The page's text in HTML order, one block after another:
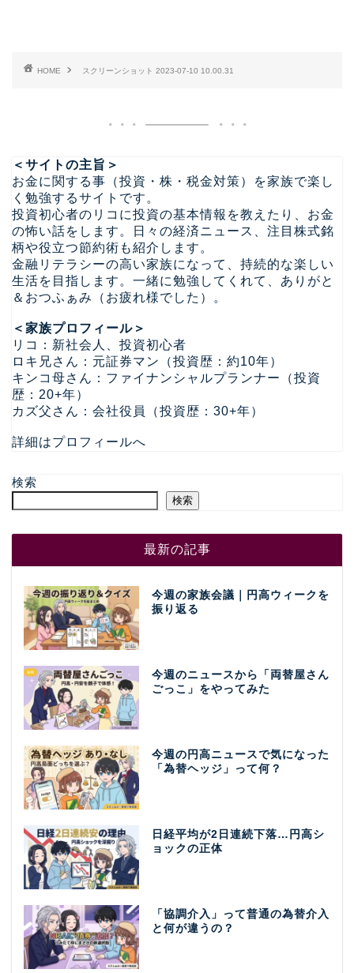
HOME スクリーンショット 2023-07-10 10.00.31
＜サイトの主旨＞
お金に関する事（投資・株・税金対策）を家族で楽し
く勉強するサイトです。
投資初心者のリコに投資の基本情報を教えたり、お金
の怖い話をします。日々の経済ニュース、注目株式銘
柄や役立つ節約術も紹介します。
金融リテラシーの高い家族になって、持続的な楽しい
生活を目指します。一緒に勉強してくれて、ありがと
＆おつふぁみ（お疲れ様でした）。
＜家族プロフィール＞
リコ：新社会人、投資初心者
ロキ兄さん：元証券マン（投資歴：約10年）
キンコ母さん：ファイナンシャルプランナー（投資
歴：20+年）
カズ父さん：会社役員（投資歴：30+年）
詳細はプロフィールへ
検索
検索
最新の記事
今週の家族会議｜円高ウィークを
振り返る
今週のニュースから「両替屋さん
ごっこ」をやってみた
今週の円高ニュースで気になった
「為替ヘッジ」って何？
日経平均が2日連続下落…円高シ
ョックの正体
「協調介入」って普通の為替介入
と何が違うの？